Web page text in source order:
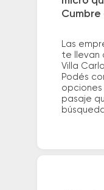
Cumbre
Las
te llevan
Villa
Podés
opciones
pasaje